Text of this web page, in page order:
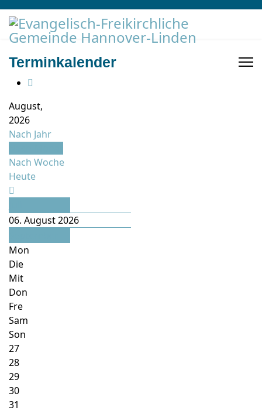
Terminkalender
August,
2026
Nach Jahr
Nach Woche
Heute
06. August 2026
Mon
Die
Mit
Don
Fre
Sam
Son
27
28
29
30
31